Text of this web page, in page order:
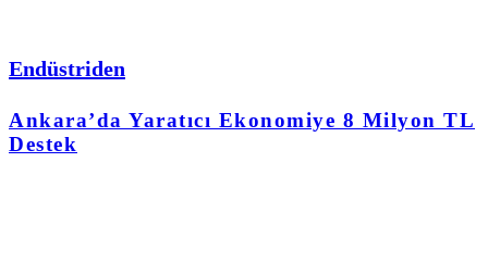
Endüstriden
Ankara’da Yaratıcı Ekonomiye 8 Milyon TL
Destek